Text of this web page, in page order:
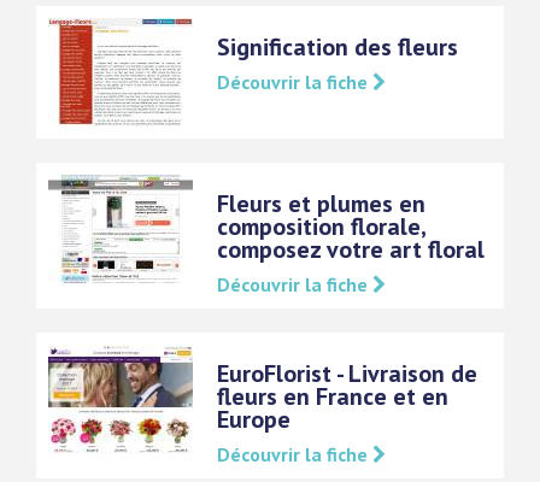
Signification des fleurs
Découvrir la fiche
Fleurs et plumes en
composition florale,
composez votre art floral
Découvrir la fiche
EuroFlorist - Livraison de
fleurs en France et en
Europe
Découvrir la fiche